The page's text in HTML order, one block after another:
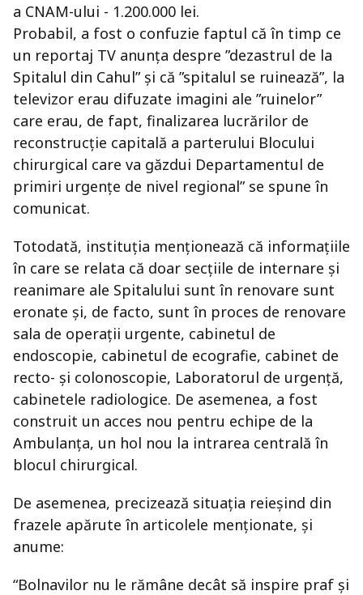
a CNAM-ului - 1.200.000 lei.
Probabil, a fost o confuzie faptul că în timp ce
un reportaj TV anunța despre ”dezastrul de la
Spitalul din Cahul” și că ”spitalul se ruinează”, la
televizor erau difuzate imagini ale ”ruinelor”
care erau, de fapt, finalizarea lucrărilor de
reconstrucție capitală a parterului Blocului
chirurgical care va găzdui Departamentul de
primiri urgențe de nivel regional” se spune în
comunicat.
Totodată, instituţia menţionează că informaţiile
în care se relata că doar secțiile de internare și
reanimare ale Spitalului sunt în renovare sunt
eronate şi, de facto, sunt în proces de renovare
sala de operații urgente, cabinetul de
endoscopie, cabinetul de ecografie, cabinet de
recto- și colonoscopie, Laboratorul de urgență,
cabinetele radiologice. De asemenea, a fost
construit un acces nou pentru echipe de la
Ambulanța, un hol nou la intrarea centrală în
blocul chirurgical.
De asemenea, precizează situaţia reieşind din
frazele apărute în articolele menţionate, şi
anume:
“Bolnavilor nu le rămâne decât să inspire praf şi